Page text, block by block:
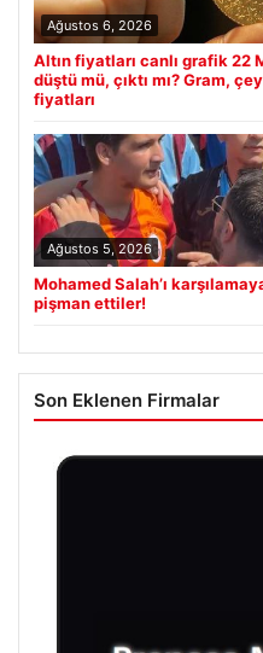
Ağustos 6, 2026
Altın fiyatları canlı grafik 22
düştü mü, çıktı mı? Gram,
fiyatları
Ağustos 5, 2026
Mohamed Salah’ı
pişman ettiler!
Son Eklenen Firmalar